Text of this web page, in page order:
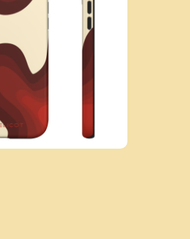
ou mate, elle offre un rendu
en main.
et TPU souple.